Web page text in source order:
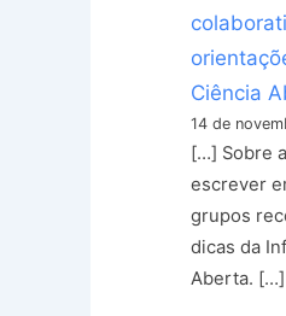
Ciência
14 de
[…] Sobre
escrever
grupos
dicas da
Aberta. […]